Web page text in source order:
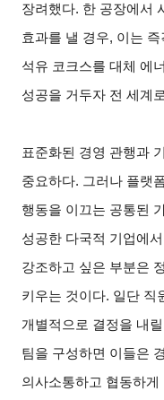
장려했다. 한 공장에서
효과를 낼 경우, 이는
석유 코크스를 대체 에
성공을 거두자 전 세계
표준화된 경영 관행과
중요하다. 그러나 플랫
행동을 이끄는 공통된
성공한 다국적 기업에
강조하고 싶은 부분은
키우는 것이다. 일단 직
개별적으로 결정을 내
팀을 구성하면 이들은
의사소통하고 협동하